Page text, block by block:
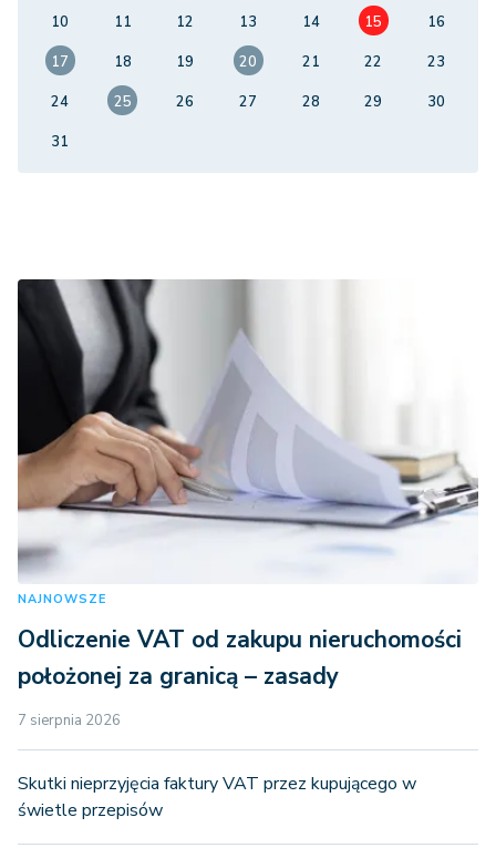
10
11 12 13 14 15
16
17
18 19 20 21 22
23
24
25 26 27 28 29
30
31
NAJNOWSZE
Odliczenie VAT od zakupu nieruchomości
położonej za granicą – zasady
7 sierpnia 2026
Skutki nieprzyjęcia faktury VAT przez kupującego w
świetle przepisów